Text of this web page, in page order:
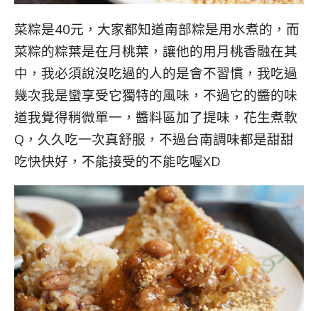
菜粽是40元，大家都知道南部粽是用水煮的，而
菜粽的粽葉是在月桃葉，讓他的用月桃香融在其
中，我必須說沒吃過的人的是會不習慣，我吃過
幾次我是蠻享受它獨特的風味，不過它的醬的味
道我覺得稍微單一，醬料區加了提味，花生煮軟
Q，久久吃一次真舒服，不過台南調味都是甜甜
吃快快好，不能接受的不能吃喔XD